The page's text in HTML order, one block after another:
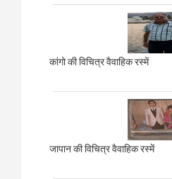
कांगो की विचित्र वैवाहिक रस्में
जापान की विचित्र वैवाहिक रस्में